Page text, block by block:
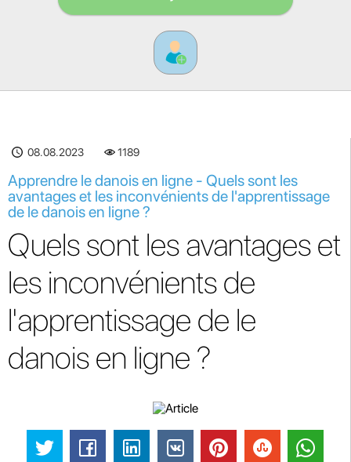
08.08.2023 1189
Apprendre le danois en ligne - Quels sont les
avantages et les inconvénients de l'apprentissage
de le danois en ligne ?
Quels sont les avantages et
les inconvénients de
l'apprentissage de le
danois en ligne ?